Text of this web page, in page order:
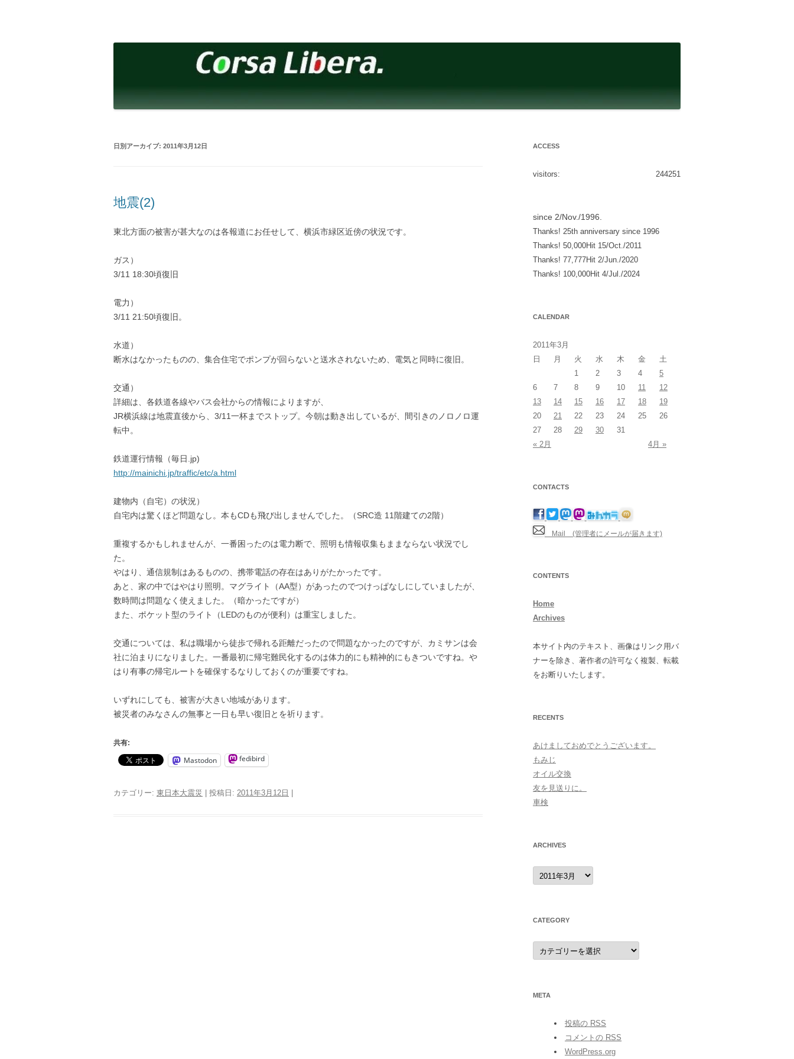
へ
日別アーカイブ: 2011年3月12日
地震(2)
東北方面の被害が甚大なのは各報道にお任せして、横浜市緑区近傍の状況です。
ガス）
3/11 18:30頃復旧
電力）
3/11 21:50頃復旧。
水道）
断水はなかったものの、集合住宅でポンプが回らないと送水されないため、電気と同時に復旧。
交通）
詳細は、各鉄道各線やバス会社からの情報によりますが、
JR横浜線は地震直後から、3/11一杯までストップ。今朝は動き出しているが、間引きのノロノロ運
転中。
鉄道運行情報（毎日.jp)
http://mainichi.jp/traffic/etc/a.html
建物内（自宅）の状況）
自宅内は驚くほど問題なし。本もCDも飛び出しませんでした。（SRC造 11階建ての2階）
重複するかもしれませんが、一番困ったのは電力断で、照明も情報収集もままならない状況でし
た。
やはり、通信規制はあるものの、携帯電話の存在はありがたかったです。
あと、家の中ではやはり照明。マグライト（AA型）があったのでつけっぱなしにしていましたが、
数時間は問題なく使えました。（暗かったですが）
また、ポケット型のライト（LEDのものが便利）は重宝しました。
交通については、私は職場から徒歩で帰れる距離だったので問題なかったのですが、カミサンは会
社に泊まりになりました。一番最初に帰宅難民化するのは体力的にも精神的にもきついですね。や
はり有事の帰宅ルートを確保するなりしておくのが重要ですね。
いずれにしても、被害が大きい地域があります。
被災者のみなさんの無事と一日も早い復旧とを祈ります。
共有:
Mastodon fedibird
カテゴリー: 東日本大震災 | 投稿日: 2011年3月12日 |
ACCESS
244251
visitors:
since 2/Nov./1996.
Thanks! 25th anniversary since 1996
Thanks! 50,000Hit 15/Oct./2011
Thanks! 77,777Hit 2/Jun./2020
Thanks! 100,000Hit 4/Jul./2024
CALENDAR
2011年3月
日
月 火 水 木 金
土
1
2 3 4
5
6
7 8 9 10 11
12
13
14 15 16 17 18
19
20
21 22 23 24 25
26
27
28 29 30
31
« 2月
4月 »
CONTACTS
Mail (管理者にメールが届きます)
CONTENTS
Home
Archives
本サイト内のテキスト、画像はリンク用バ
ナーを除き、著作者の許可なく複製、転載
をお断りいたします。
RECENTS
あけましておめでとうございます。
もみじ
オイル交換
友を見送りに。
車検
ARCHIVES
archives
CATEGORY
category
META
投稿の RSS
コメントの RSS
WordPress.org